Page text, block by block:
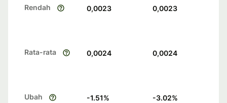
Rendah 0,0023 0,0023
Rata-rata 0,0024 0,0024
Ubah -1.51% -3.02%